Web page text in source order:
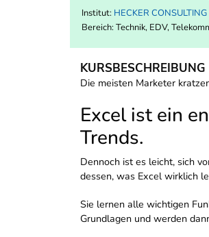
Institut: HECKER CONSULTING
Bereich: Technik, EDV,
KURSBESCHREIBUNG
Die meisten Marketer
Excel ist ein
Trends.
Dennoch ist es leicht, sich
dessen, was Excel wirklich
Sie lernen alle wichtigen
Grundlagen und werden